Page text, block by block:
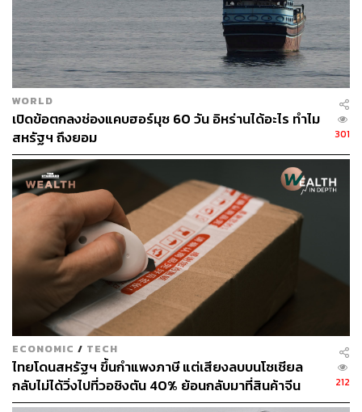
WORLD
เปิดข้อตกลงช่องแคบฮอร์มุซ 60 วัน อิหร่านได้อะไร ทำไม
สหรัฐฯ ถึงยอม
301
ECONOMIC / TECH
ไทยโดนสหรัฐฯ ขึ้นกำแพงภาษี แต่เสียงลบบนโซเชียล
กลับไม่ได้วิ่งไปที่วอชิงตัน 40% ย้อนกลับมาที่สินค้าจีน
ราคาถูกที่ทะลักจน SME ไทยสู้ไม่ไหว
212